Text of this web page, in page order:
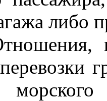
либо
морского